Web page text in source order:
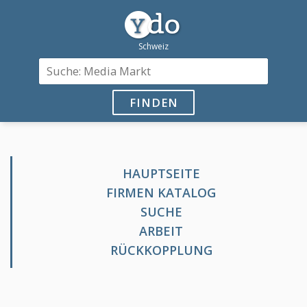
FINDEN
HAUPTSEITE
FIRMEN KATALOG
SUCHE
ARBEIT
RÜCKKOPPLUNG